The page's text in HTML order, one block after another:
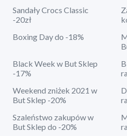
Sandały Crocs Classic
-20zł
Boxing Day do -18%
Black Week w But Sklep
-17%
Weekend zniżek 2021 w
But Sklep -20%
Szaleństwo zakupów w
But Sklep do -20%